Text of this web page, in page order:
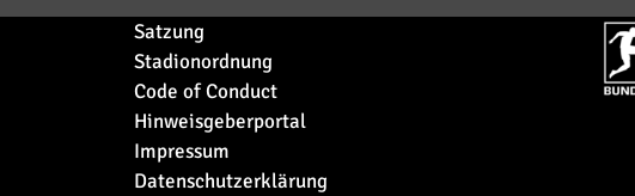
Satzung
Stadionordnung
Code of Conduct
Hinweisgeberportal
Impressum
Datenschutzerklärung